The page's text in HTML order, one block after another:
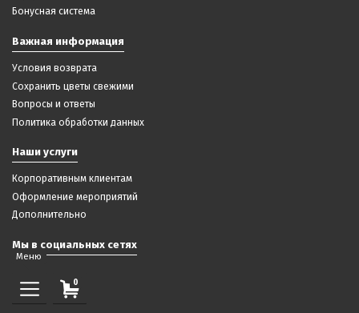
Бонусная система
Важная информация
Условия возврата
Сохранить цветы свежими
Вопросы и ответы
Политика обработки данных
Наши услуги
Корпоративным клиентам
Оформление мероприятий
Дополнительно
Мы в социальных сетях
Меню
0